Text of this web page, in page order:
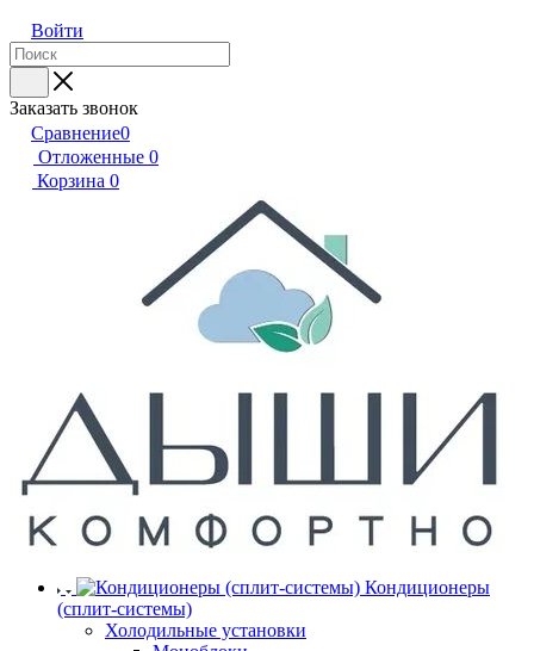
Войти
Заказать звонок
Сравнение0
Отложенные 0
Корзина 0
Кондиционеры
(сплит-системы)
Холодильные установки